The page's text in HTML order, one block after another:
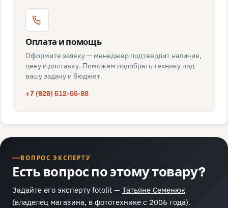
Оплата и помощь
Оформите заявку — менеджер подтвердит наличие,
цену и доставку. Поможем подобрать технику под
вашу задачу и бюджет.
+7 (929) 512-66-88
ВОПРОС ЭКСПЕРТУ
Есть вопрос по этому товару?
Задайте его эксперту fotolit — Татьяне Семенюк
(владелец магазина, в фототехнике с 2006 года).